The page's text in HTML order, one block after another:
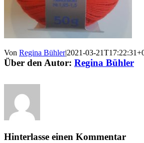
Von Regina Bühler|2021-03-
Über den Autor: Regina Bühler
Hinterlasse einen Kommentar